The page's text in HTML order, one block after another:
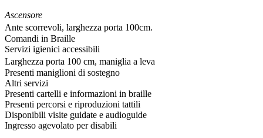
Ascensore
Ante scorrevoli, larghezza porta 100cm.
Comandi in Braille
Servizi igienici accessibili
Larghezza porta 100 cm, maniglia a leva
Presenti maniglioni di sostegno
Altri servizi
Presenti cartelli e informazioni in braille
Presenti percorsi e riproduzioni tattili
Disponibili visite guidate e audioguide
Ingresso agevolato per disabili